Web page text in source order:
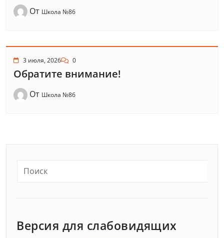
От Школа №86
3 июля, 2026 0
Обратите внимание!
От Школа №86
Версия для слабовидящих